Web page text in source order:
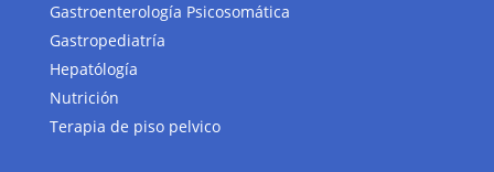
Gastroenterología Psicosomática
Gastropediatría
Hepatólogía
Nutrición
Terapia de piso pelvico